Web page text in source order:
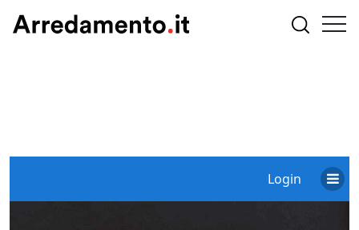
Login